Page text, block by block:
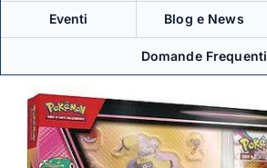
Eventi Blog e News
Domande Frequenti